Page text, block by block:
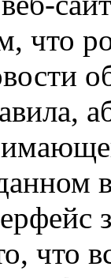
что
что